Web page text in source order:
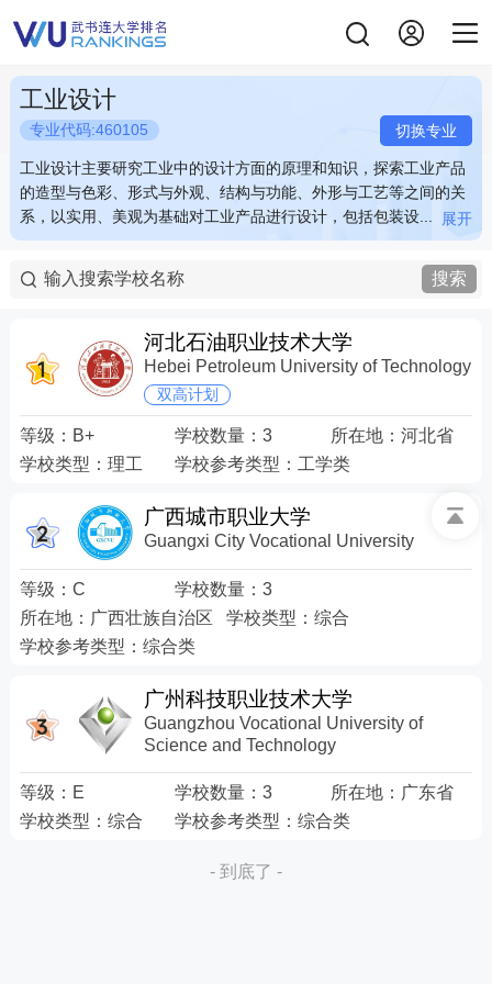
工业设计
专业代码:460105 切换专业
工业设计主要研究工业中的设计方面的原理和知识，探索工业产品
的造型与色彩、形式与外观、结构与功能、外形与工艺等之间的关
系，以实用、美观为基础对工业产品进行设计，包括包装设...
工业设计主要研究工业中的设计方面的原理和知识，探索工业产品
的造型与色彩、形式与外观、结构与功能、外形与工艺等之间的关
系，以实用、美观为基础对工业产品进行设计，包括包装设计、造
的造型色彩设计等。 关键词：包装 PS 色彩 UI
展开
工业设计主要研究工业中的设计方面的原理和知识，探索工业产品
的造型与色彩、形式与外观、结构与功能、外形与工艺等之间的关
系，以实用、美观为基础对工业产品进行设计，包括包装设...
工业设计主要研究工业中的设计方面的原理和知识，探索工业产品
的造型与色彩、形式与外观、结构与功能、外形与工艺等之间的关
系，以实用、美观为基础对工业产品进行设计，包括包装设计、造
的造型色彩设计等。 关键词：包装 PS 色彩 UI
展开
搜索
河北石油职业技术大学
Hebei Petroleum University of Technology
双高计划
等级： B+ 学校数量：3 所在地： 河北省
学校类型： 理工 学校参考类型： 工学类
广西城市职业大学
Guangxi City Vocational University
等级： C 学校数量：3
所在地： 广西壮族自治区 学校类型： 综合
学校参考类型： 综合类
广州科技职业技术大学
Guangzhou Vocational University of
Science and Technology
等级： E 学校数量：3 所在地： 广东省
学校类型： 综合 学校参考类型：综合类
- 到底了 -